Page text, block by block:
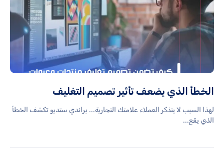
الخطأ الذي يضعف تأثير تصميم التغليف
لهذا السبب لا يتذكر العملاء علامتك التجارية... براندي ستديو تكشف الخطأ
الذي يقع...